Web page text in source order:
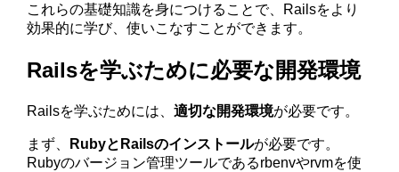
これらの基礎知識を身につけることで、Railsをより
効果的に学び、使いこなすことができます。
Railsを学ぶために必要な開発環境
Railsを学ぶためには、適切な開発環境が必要です。
まず、 RubyとRailsのインストールが必要です。
Rubyのバージョン管理ツールであるrbenvやrvmを使